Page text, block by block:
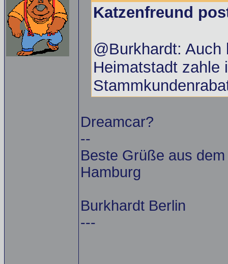
Katzenfreund
@Burkhardt:
Heimatstadt zahle
Dreamcar?
--
Beste Grüße aus
Hamburg
Burkhardt Berlin
---